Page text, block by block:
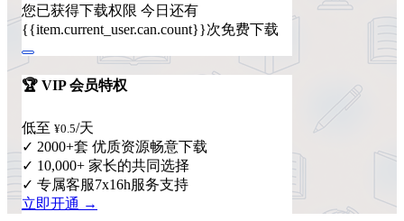
您已获得下载权限 今日还有
{{item.current_user.can.count}}次免费下载
🏆 VIP 会员特权
低至 ¥0.5/天
✓ 2000+套 优质资源畅意下载
✓ 10,000+ 家长的共同选择
✓ 专属客服7x16h服务支持
立即开通 →